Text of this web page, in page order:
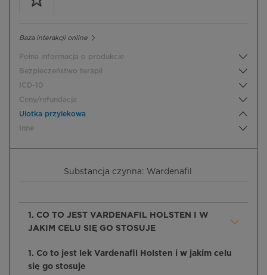
Baza interakcji online
Pełna informacja o produkcie
Bezpieczeństwo terapii
ICD-10
Ceny/refundacja
Ulotka przylekowa
Inne
Substancja czynna: Wardenafil
1. CO TO JEST VARDENAFIL HOLSTEN I W
JAKIM CELU SIĘ GO STOSUJE
1. Co to jest lek Vardenafil Holsten i w jakim celu
się go stosuje